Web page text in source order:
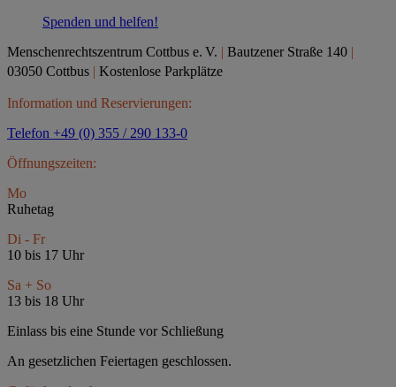
Spenden und helfen!
Menschenrechtszentrum Cottbus e. V. | Bautzener Straße 140 |
03050 Cottbus | Kostenlose Parkplätze
Information und Reservierungen:
Telefon +49 (0) 355 / 290 133-0
Öffnungszeiten:
Mo
Ruhetag
Di - Fr
10 bis 17 Uhr
Sa + So
13 bis 18 Uhr
Einlass bis eine Stunde vor Schließung
An gesetzlichen Feiertagen geschlossen.